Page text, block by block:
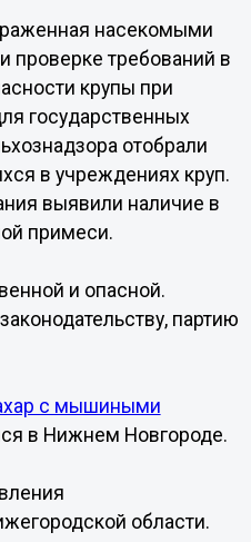
насекомыми
проверке требований в
крупы при
государственных
отобрали
в учреждениях круп.
выявили наличие в
примеси.
и опасной.
партию
с мышиными
в Нижнем Новгороде.
области.